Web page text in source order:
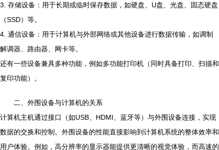
3. 存储设备：用于长期或临时保存数据，如硬盘、U盘、光盘、固态硬盘
（SSD）等。
4. 通信设备：用于计算机与外部网络或其他设备进行数据传输，如调制
解调器、路由器、网卡等。
还有一些设备兼具多种功能，例如多功能打印机（同时具备打印、扫描和
复印功能）。
二、外围设备与计算机的关系
计算机主机通过接口（如USB、HDMI、蓝牙等）与外围设备连接，实现
数据的交换和控制。外围设备的性能直接影响到计算机系统的整体效率和
用户体验。例如，高分辨率的显示器能提供更清晰的视觉体验，而高速的